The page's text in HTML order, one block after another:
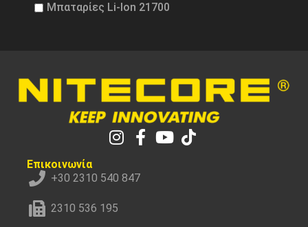
Μπαταρίες Li-Ion 21700
Επικοινωνία
+30 2310 540 847
2310 536 195